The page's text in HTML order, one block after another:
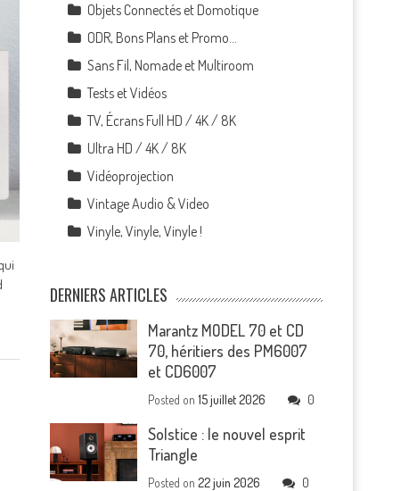
Objets Connectés et Domotique
ODR, Bons Plans et Promo…
Sans Fil, Nomade et Multiroom
Tests et Vidéos
TV, Écrans Full HD / 4K / 8K
Ultra HD / 4K / 8K
Vidéoprojection
Vintage Audio & Video
Vinyle, Vinyle, Vinyle !
DERNIERS ARTICLES
Marantz MODEL 70 et CD
70, héritiers des PM6007
et CD6007
Posted on15 juillet 2026 0
Solstice : le nouvel esprit
Triangle
Posted on22 juin 2026 0